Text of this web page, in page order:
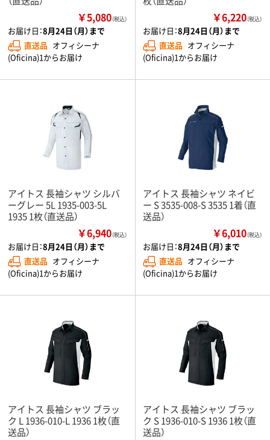
￥5,080（税込）
お届け日：8月24日（月）まで
直送品 オフィシーナ
(Oficina)1からお届け
￥6,220（税込）
お届け日：8月24日（月）まで
直送品 オフィシーナ
(Oficina)1からお届け
アイトス 長袖シャツ シルバ
ーグレー 5L 1935-003-5L
1935 1枚（直送品）
￥6,940（税込）
お届け日：8月24日（月）まで
直送品 オフィシーナ
(Oficina)1からお届け
アイトス 長袖シャツ ネイビ
ー S 3535-008-S 3535 1着（直
送品）
￥6,010（税込）
お届け日：8月24日（月）まで
直送品 オフィシーナ
(Oficina)1からお届け
アイトス 長袖シャツ ブラッ
ク L 1936-010-L 1936 1枚（直
送品）
アイトス 長袖シャツ ブラッ
ク S 1936-010-S 1936 1枚（直
送品）